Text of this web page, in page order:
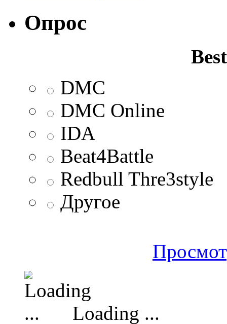
Опрос
DMC
DMC Online
IDA
Beat4Battle
Redbull Thre3style
Другое
Loading ...